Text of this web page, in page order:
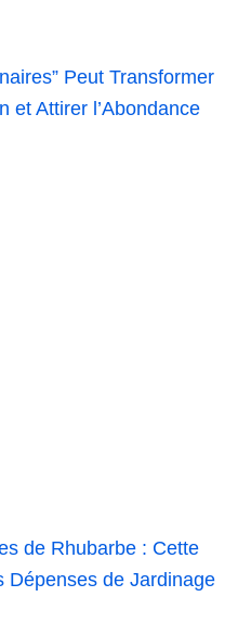
Peut Transformer
et Attirer l’Abondance
de Rhubarbe : Cette
Dépenses de Jardinage